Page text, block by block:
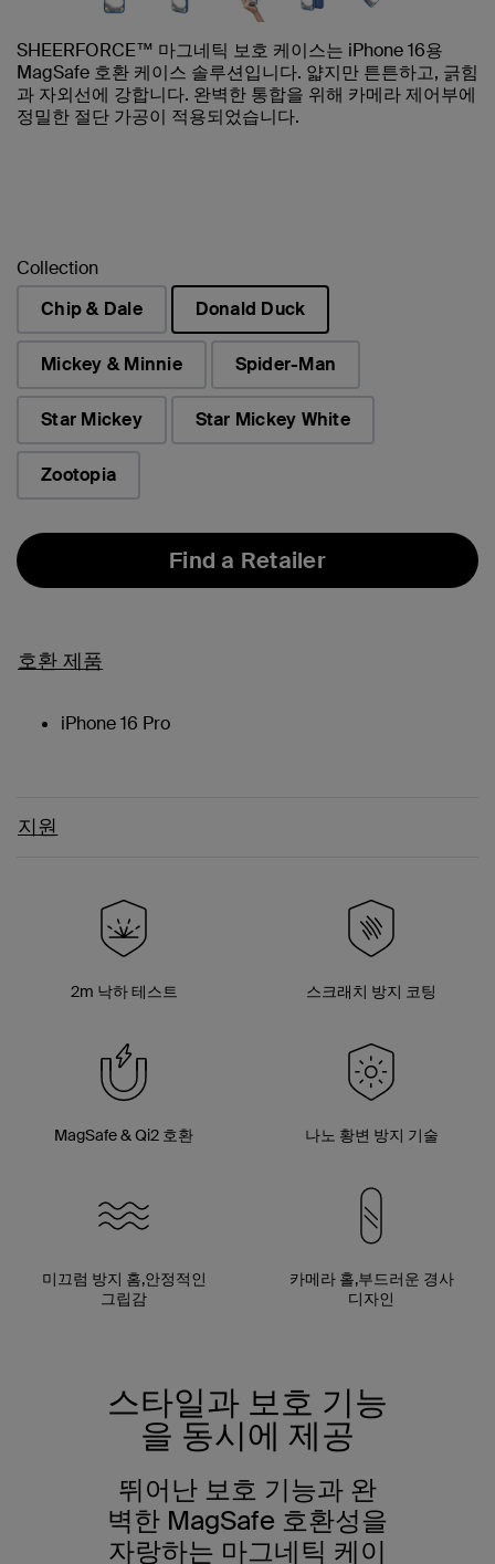
SHEERFORCE™ 마그네틱 보호 케이스는 iPhone 16용
MagSafe 호환 케이스 솔루션입니다. 얇지만 튼튼하고, 긁힘
과 자외선에 강합니다. 완벽한 통합을 위해 카메라 제어부에
정밀한 절단 가공이 적용되었습니다.
Collection
Chip & Dale
Donald Duck
선택됨
Mickey & Minnie
Spider-Man
Star Mickey Star Mickey White
Zootopia
Find a Retailer
호환 제품
iPhone 16 Pro
지원
2m 낙하 테스트 스크래치 방지 코팅
MagSafe & Qi2 호환 나노 황변 방지 기술
미끄럼 방지 홈,안정적인
그립감
카메라 홀,부드러운 경사
디자인
스타일과 보호 기능
을 동시에 제공
뛰어난 보호 기능과 완
벽한 MagSafe 호환성을
자랑하는 마그네틱 케이